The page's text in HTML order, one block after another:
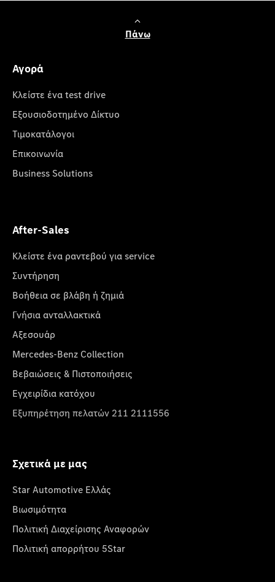
Πάνω
Αγορά
Κλείστε ένα test drive
Εξουσιοδοτημένο Δίκτυο
Τιμοκατάλογοι
Επικοινωνία
Business Solutions
After-Sales
Κλείστε ένα ραντεβού για service
Συντήρηση
Βοήθεια σε βλάβη ή ζημιά
Γνήσια ανταλλακτικά
Αξεσουάρ
Mercedes-Benz Collection
Βεβαιώσεις & Πιστοποιήσεις
Εγχειρίδια κατόχου
Εξυπηρέτηση πελατών 211 2111556
Σχετικά με μας
Star Automotive Ελλάς
Βιωσιμότητα
Πολιτική Διαχείρισης Αναφορών
Πολιτική απορρήτου 5Star